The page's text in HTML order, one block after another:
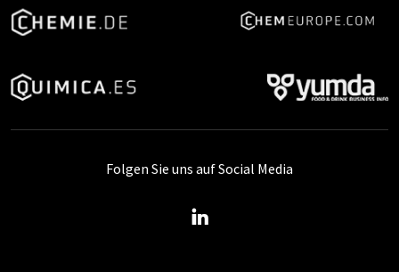
Folgen Sie uns auf Social Media